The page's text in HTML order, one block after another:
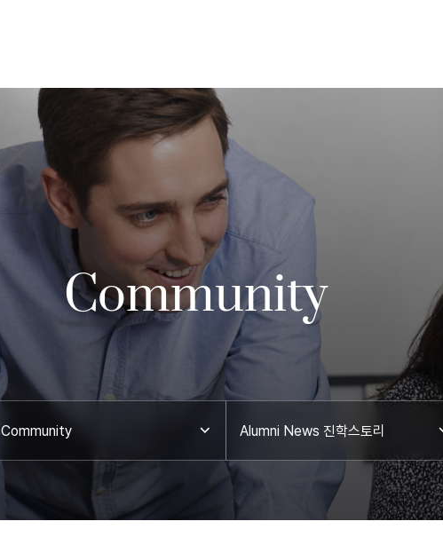
Community
Community Alumni News 진학스토리